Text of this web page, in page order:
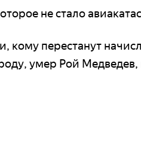
не стало
кому перестанут
умер Рой